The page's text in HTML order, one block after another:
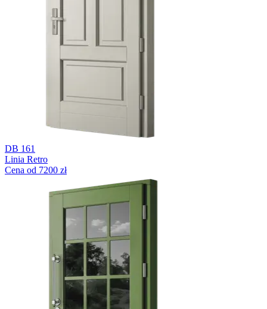
DB 161
Linia Retro
Cena od 7200 zł